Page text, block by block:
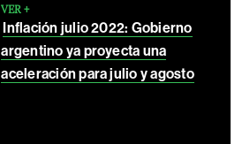
VER +
Inflación julio 2022: Gobierno
argentino ya proyecta una
aceleración para julio y agosto